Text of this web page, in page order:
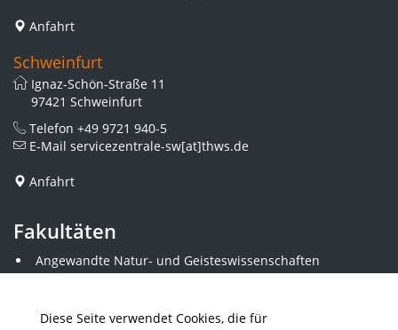
Diese Seite verwendet Cookies, die für
Anfahrt
Schweinfurt
Ignaz-Schön-Straße 11
97421 Schweinfurt
Telefon +49 9721 940-5
E-Mail servicezentrale-sw[at]thws.de
Anfahrt
Fakultäten
Angewandte Natur- und Geisteswissenschaften
Angewandte Sozialwissenschaften
Elektrotechnik